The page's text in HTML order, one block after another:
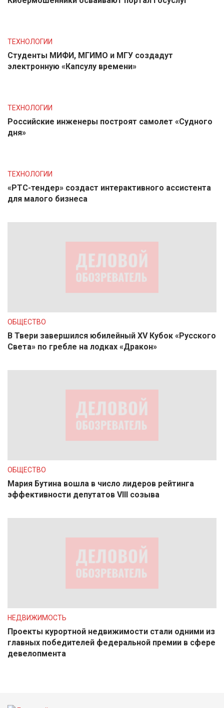
ТЕХНОЛОГИИ
Студенты МИФИ, МГИМО и МГУ создадут
электронную «Капсулу времени»
ТЕХНОЛОГИИ
Российские инженеры построят самолет «Судного
дня»
ТЕХНОЛОГИИ
«РТС-тендер» создаст интерактивного ассистента
для малого бизнеса
ОБЩЕСТВО
В Твери завершился юбилейный XV Кубок «Русского
Света» по гребле на лодках «Дракон»
ОБЩЕСТВО
Мария Бутина вошла в число лидеров рейтинга
эффективности депутатов VIII созыва
НЕДВИЖИМОСТЬ
Проекты курортной недвижимости стали одними из
главных победителей федеральной премии в сфере
девелопмента